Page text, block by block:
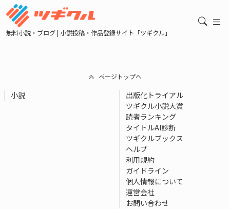
無料小説・ブログ | 小説投稿・作品登録サイト「ツギクル」
ページトップへ
小説
出版化トライアル
ツギクル小説大賞
読者ランキング
タイトルAI診断
ツギクルブックス
ヘルプ
利用規約
ガイドライン
個人情報について
運営会社
お問い合わせ